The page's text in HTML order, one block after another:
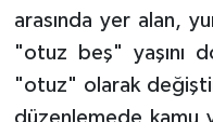
arasında yer alan,
"otuz beş" yaşını
"otuz" olarak
düzenlemede kamu